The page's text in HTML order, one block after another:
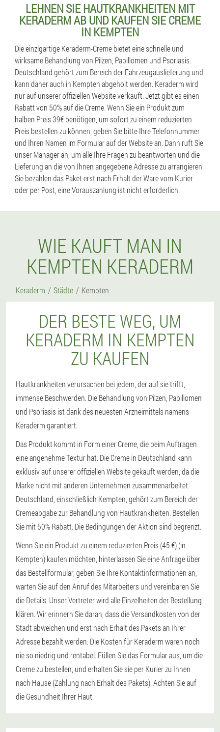
LEHNEN SIE HAUTKRANKHEITEN MIT
KERADERM AB UND KAUFEN SIE CREME
IN KEMPTEN
Die einzigartige Keraderm-Creme bietet eine schnelle und
wirksame Behandlung von Pilzen, Papillomen und Psoriasis.
Deutschland gehört zum Bereich der Fahrzeugauslieferung und
kann daher auch in Kempten abgeholt werden. Keraderm wird
nur auf unserer offiziellen Website verkauft. Jetzt gibt es einen
Rabatt von 50% auf die Creme. Wenn Sie ein Produkt zum
halben Preis 39€ benötigen, um sofort zu einem reduzierten
Preis bestellen zu können, geben Sie bitte Ihre Telefonnummer
und Ihren Namen im Formular auf der Website an. Dann ruft Sie
unser Manager an, um alle Ihre Fragen zu beantworten und die
Lieferung an die von Ihnen angegebene Adresse zu arrangieren.
Sie bezahlen das Paket erst nach Erhalt der Ware vom Kurier
oder per Post, eine Vorauszahlung ist nicht erforderlich.
WIE KAUFT MAN IN
KEMPTEN KERADERM
Keraderm Städte Kempten
DER BESTE WEG, UM
KERADERM IN KEMPTEN
ZU KAUFEN
Hautkrankheiten verursachen bei jedem, der auf sie trifft,
immense Beschwerden. Die Behandlung von Pilzen, Papillomen
und Psoriasis ist dank des neuesten Arzneimittels namens
Keraderm garantiert.
Das Produkt kommt in Form einer Creme, die beim Auftragen
eine angenehme Textur hat. Die Creme in Deutschland kann
exklusiv auf unserer offiziellen Website gekauft werden, da die
Marke nicht mit anderen Unternehmen zusammenarbeitet.
Deutschland, einschließlich Kempten, gehört zum Bereich der
Cremeabgabe zur Behandlung von Hautkrankheiten. Bestellen
Sie mit 50% Rabatt. Die Bedingungen der Aktion sind begrenzt.
Wenn Sie ein Produkt zu einem reduzierten Preis (45 €) (in
Kempten) kaufen möchten, hinterlassen Sie eine Anfrage über
das Bestellformular, geben Sie Ihre Kontaktinformationen an,
warten Sie auf den Anruf des Mitarbeiters und vereinbaren Sie
die Details. Unser Vertreter wird alle Einzelheiten der Bestellung
klären. Wir erinnern Sie daran, dass die Versandkosten von der
Stadt abweichen und erst nach Erhalt des Pakets an Ihrer
Adresse bezahlt werden. Die Kosten für Keraderm waren noch
nie so niedrig und rentabel. Füllen Sie das Formular aus, um die
Creme zu bestellen, und erhalten Sie sie per Kurier zu Ihnen
nach Hause (Zahlung nach Erhalt des Pakets). Achten Sie auf
die Gesundheit Ihrer Haut.